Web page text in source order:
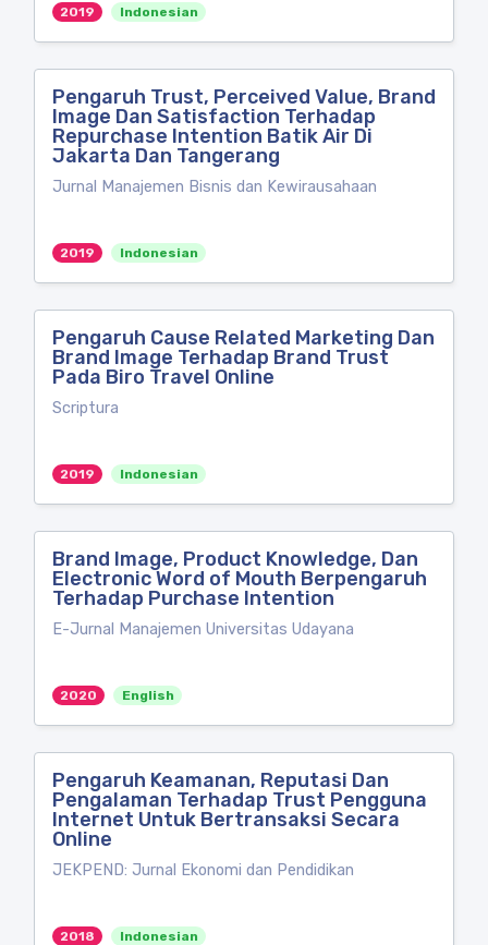
2019 Indonesian
Pengaruh Trust, Perceived Value, Brand
Image Dan Satisfaction Terhadap
Repurchase Intention Batik Air Di
Jakarta Dan Tangerang
Jurnal Manajemen Bisnis dan Kewirausahaan
2019 Indonesian
Pengaruh Cause Related Marketing Dan
Brand Image Terhadap Brand Trust
Pada Biro Travel Online
Scriptura
2019 Indonesian
Brand Image, Product Knowledge, Dan
Electronic Word of Mouth Berpengaruh
Terhadap Purchase Intention
E-Jurnal Manajemen Universitas Udayana
2020 English
Pengaruh Keamanan, Reputasi Dan
Pengalaman Terhadap Trust Pengguna
Internet Untuk Bertransaksi Secara
Online
JEKPEND: Jurnal Ekonomi dan Pendidikan
2018 Indonesian